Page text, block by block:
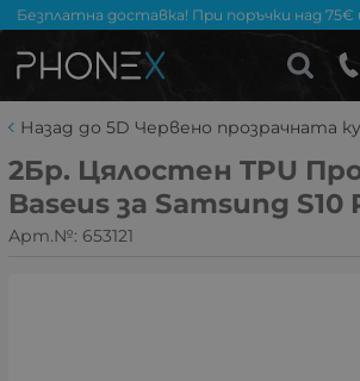
Безплатна доставка! При поръчки над
Назад до 5D Червено прозрачната
2Бр. Цялостен TPU
Baseus за Samsung S10
Арт.№: 653121